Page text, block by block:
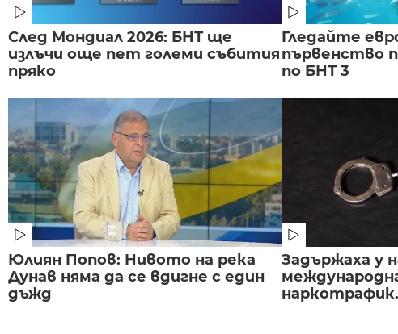
След Мондиал 2026: БНТ ще
излъчи още пет големи събития
пряко
Гледайте
първенство
по БНТ 3
Юлиян Попов: Нивото на река
Дунав няма да се вдигне с един
дъжд
Задържаха у